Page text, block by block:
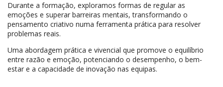
Durante a formação, exploramos formas de regular as
emoções e superar barreiras mentais, transformando o
pensamento criativo numa ferramenta prática para resolver
problemas reais.
Uma abordagem prática e vivencial que promove o equilíbrio
entre razão e emoção, potenciando o desempenho, o bem-
estar e a capacidade de inovação nas equipas.